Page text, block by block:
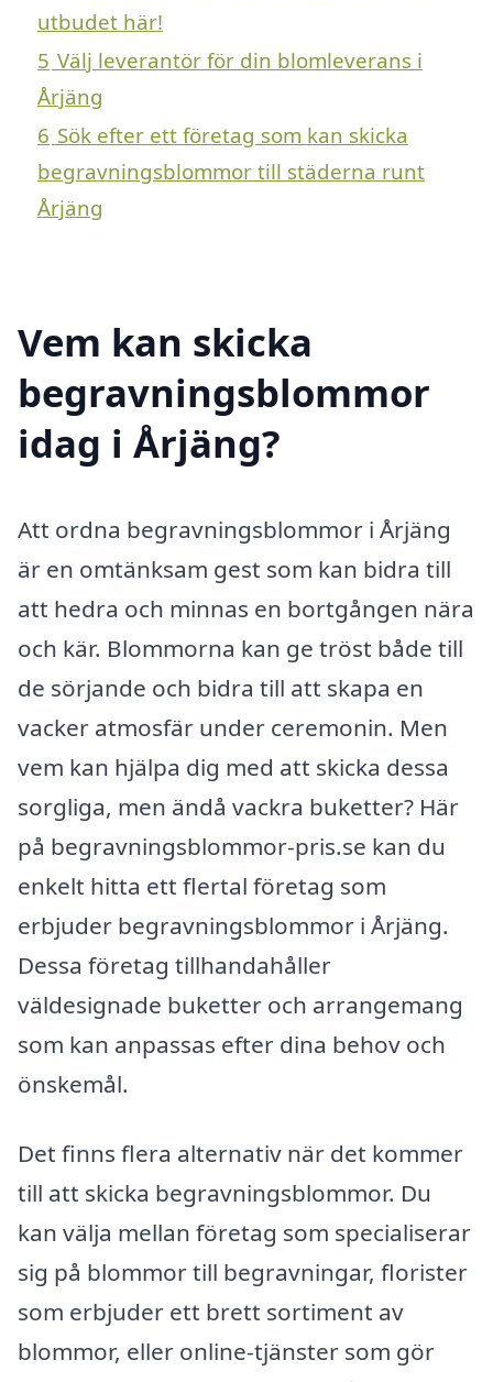
utbudet här!
5 Välj leverantör för din blomleverans i
Årjäng
6 Sök efter ett företag som kan skicka
begravningsblommor till städerna runt
Årjäng
Vem kan skicka
begravningsblommor
idag i Årjäng?
Att ordna begravningsblommor i Årjäng
är en omtänksam gest som kan bidra till
att hedra och minnas en bortgången nära
och kär. Blommorna kan ge tröst både till
de sörjande och bidra till att skapa en
vacker atmosfär under ceremonin. Men
vem kan hjälpa dig med att skicka dessa
sorgliga, men ändå vackra buketter? Här
på begravningsblommor-pris.se kan du
enkelt hitta ett flertal företag som
erbjuder begravningsblommor i Årjäng.
Dessa företag tillhandahåller
väldesignade buketter och arrangemang
som kan anpassas efter dina behov och
önskemål.
Det finns flera alternativ när det kommer
till att skicka begravningsblommor. Du
kan välja mellan företag som specialiserar
sig på blommor till begravningar, florister
som erbjuder ett brett sortiment av
blommor, eller online-tjänster som gör